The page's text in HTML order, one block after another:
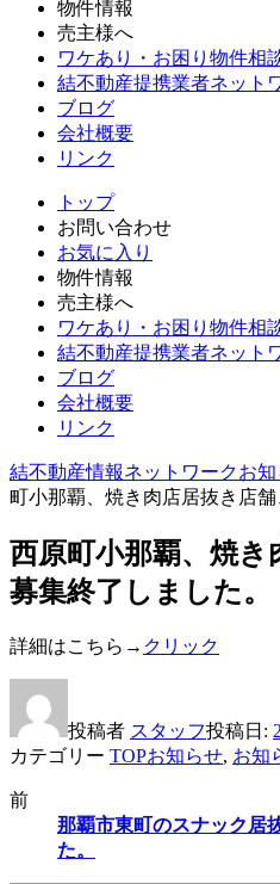
物件情報
売主様へ
ワケあり・お困り物件相
結不動産提携業者ネット
ブログ
会社概要
リンク
トップ
お問い合わせ
お気に入り
物件情報
売主様へ
ワケあり・お困り物件相
結不動産提携業者ネット
ブログ
会社概要
リンク
結不動産情報ネットワークお
町小那覇、焼き肉店居抜き店舗
西原町小那覇、焼き
募集終了しました。
詳細はこちら→ クリック
投稿者 スタッフ投稿日:
カテゴリー TOPお知らせ, お知
前
那覇市東町のスナック居
た。